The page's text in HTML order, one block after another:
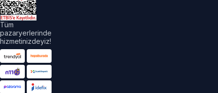
Tüm
pazaryerlerinde
hizmetinizdeyiz!